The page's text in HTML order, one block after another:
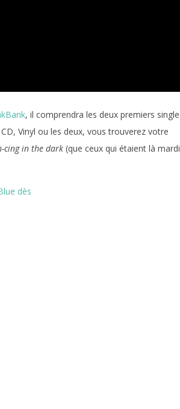
, il comprendra les deux premiers single
Vinyl ou les deux, vous trouverez votre
cing in the dark (que ceux qui étaient là mardi